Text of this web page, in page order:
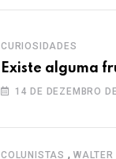
CURIOSIDADES
Existe alguma
14 DE DEZEMBRO
COLUNISTAS ,